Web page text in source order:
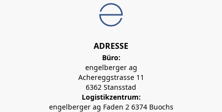
ADRESSE
Büro:
engelberger ag
Achereggstrasse 11
6362 Stansstad
Logistikzentrum:
engelberger ag Faden 2 6374 Buochs